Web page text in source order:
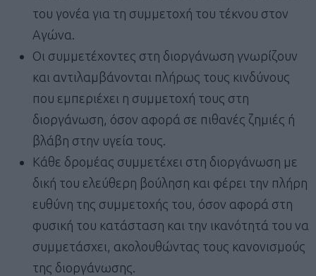
του γονέα για τη συμμετοχή του τέκνου στον
Αγώνα.
Οι συμμετέχοντες στη διοργάνωση γνωρίζουν
και αντιλαμβάνονται πλήρως τους κινδύνους
που εμπεριέχει η συμμετοχή τους στη
διοργάνωση, όσον αφορά σε πιθανές ζημιές ή
βλάβη στην υγεία τους.
Κάθε δρομέας συμμετέχει στη διοργάνωση με
δική του ελεύθερη βούληση και φέρει την πλήρη
ευθύνη της συμμετοχής του, όσον αφορά στη
φυσική του κατάσταση και την ικανότητά του να
συμμετάσχει, ακολουθώντας τους κανονισμούς
της διοργάνωσης.